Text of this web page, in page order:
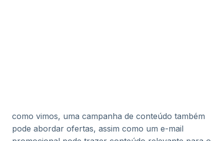
como vimos, uma campanha de conteúdo também
pode abordar ofertas, assim como um e-mail